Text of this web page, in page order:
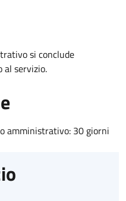
si conclude
al servizio.
amministrativo: 30 giorni